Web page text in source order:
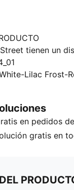
tienen un
con una base
en el
perfecta
aplique floral y
Y BENEFICIOS
cómoda,
fabricada con al
Lilac Frost-
en pedidos
gratis en